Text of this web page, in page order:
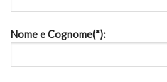
Nome e Cognome(*):